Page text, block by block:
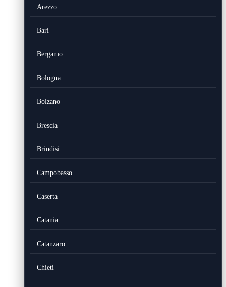
Arezzo
Bari
Bergamo
Bologna
Bolzano
Brescia
Brindisi
Campobasso
Caserta
Catania
Catanzaro
Chieti